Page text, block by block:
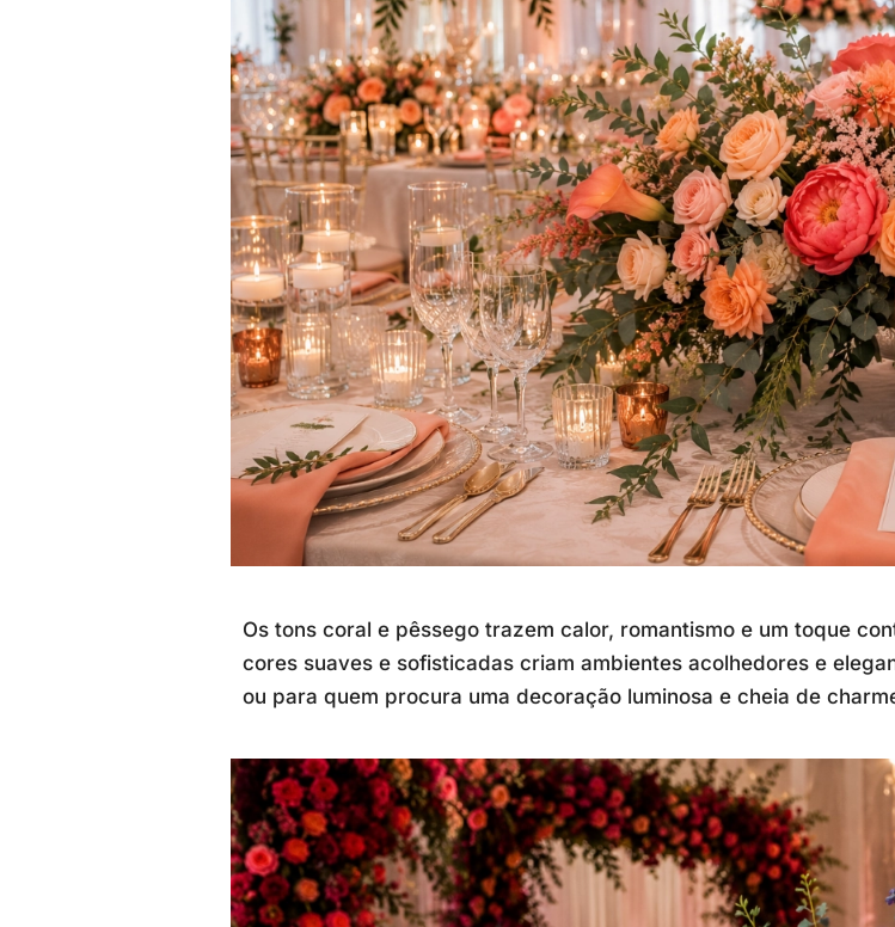
Os tons coral e pêssego trazem calor, romantismo e um toque
cores suaves e sofisticadas criam ambientes acolhedores e
ou para quem procura uma decoração luminosa e cheia de